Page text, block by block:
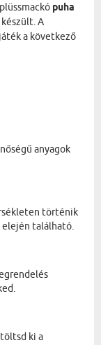
puha
A
a következő
anyagok
történik
elején található.
ki a